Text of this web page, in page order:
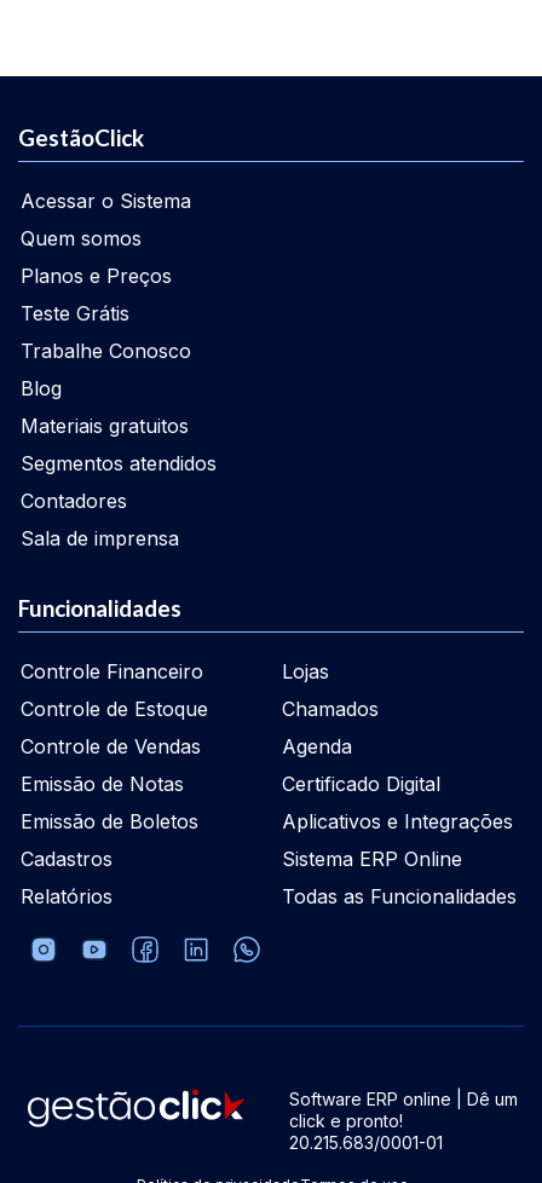
GestãoClick
Acessar o Sistema
Quem somos
Planos e Preços
Teste Grátis
Trabalhe Conosco
Blog
Materiais gratuitos
Segmentos atendidos
Contadores
Sala de imprensa
Funcionalidades
Controle Financeiro
Controle de Estoque
Controle de Vendas
Emissão de Notas
Emissão de Boletos
Cadastros
Relatórios
Lojas
Chamados
Agenda
Certificado Digital
Aplicativos e Integrações
Sistema ERP Online
Todas as Funcionalidades
Software ERP online | Dê um
click e pronto!
20.215.683/0001-01